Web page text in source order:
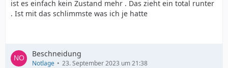
ist es einfach kein Zustand mehr . Das zieht ein total runter
. Ist mit das schlimmste was ich je hatte
Beschneidung
Notlage 23. September 2023 um 21:38